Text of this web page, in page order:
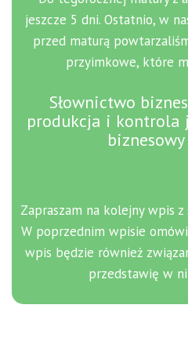
jeszcze 5 dni. Ostatnio, w
przed maturą
przyimkowe, które
Słownictwo
produkcja i kontrola
Zapraszam na kolejny wpis
W poprzednim wpisie
wpis będzie również
przedstawię w